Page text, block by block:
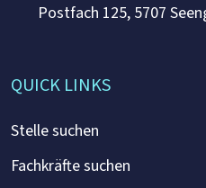
Postfach 125, 5707
QUICK LINKS
Stelle suchen
Fachkräfte suchen